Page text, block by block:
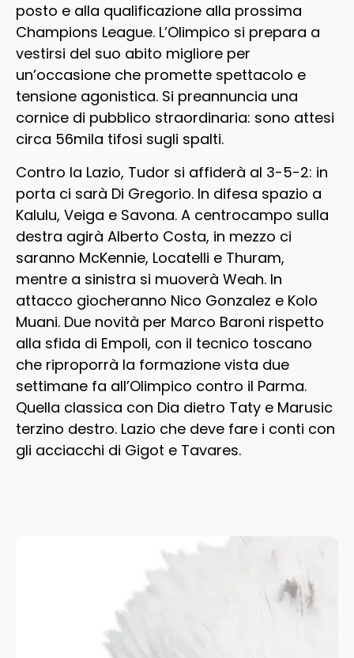
posto e alla qualificazione alla prossima
Champions League. L’Olimpico si prepara a
vestirsi del suo abito migliore per
un’occasione che promette spettacolo e
tensione agonistica. Si preannuncia una
cornice di pubblico straordinaria: sono attesi
circa 56mila tifosi sugli spalti.
Contro la Lazio, Tudor si affiderà al 3-5-2: in
porta ci sarà Di Gregorio. In difesa spazio a
Kalulu, Veiga e Savona. A centrocampo sulla
destra agirà Alberto Costa, in mezzo ci
saranno McKennie, Locatelli e Thuram,
mentre a sinistra si muoverà Weah. In
attacco giocheranno Nico Gonzalez e Kolo
Muani. Due novità per Marco Baroni rispetto
alla sfida di Empoli, con il tecnico toscano
che riproporrà la formazione vista due
settimane fa all’Olimpico contro il Parma.
Quella classica con Dia dietro Taty e Marusic
terzino destro. Lazio che deve fare i conti con
gli acciacchi di Gigot e Tavares.